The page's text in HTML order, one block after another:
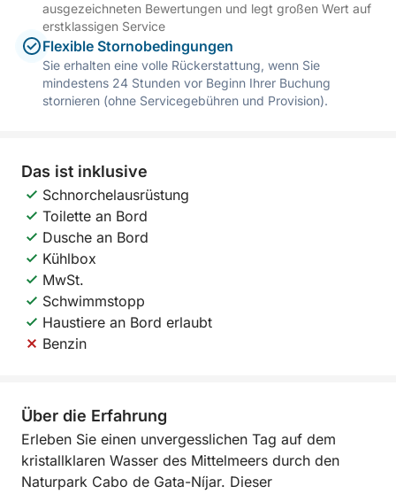
ausgezeichneten Bewertungen und legt großen Wert auf
erstklassigen Service
Flexible Stornobedingungen
Sie erhalten eine volle Rückerstattung, wenn Sie
mindestens 24 Stunden vor Beginn Ihrer Buchung
stornieren (ohne Servicegebühren und Provision).
Das ist inklusive
Schnorchelausrüstung
Toilette an Bord
Dusche an Bord
Kühlbox
MwSt.
Schwimmstopp
Haustiere an Bord erlaubt
Benzin
Über die Erfahrung
Erleben Sie einen unvergesslichen Tag auf dem
kristallklaren Wasser des Mittelmeers durch den
Naturpark Cabo de Gata-Níjar. Dieser